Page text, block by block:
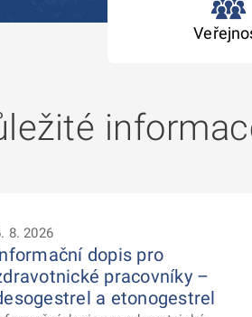
8. 2026
dopis pro
pracovníky –
a etonogestrel